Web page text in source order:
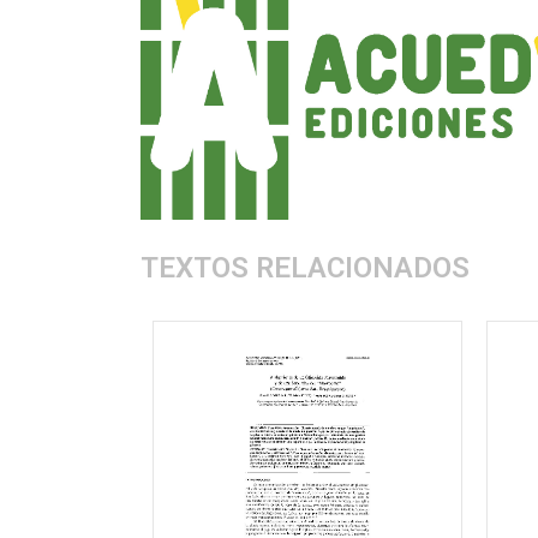
TEXTOS RELACIONADOS